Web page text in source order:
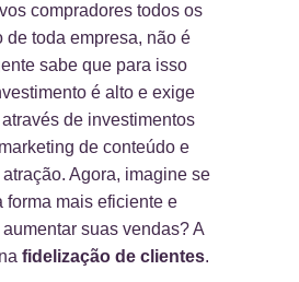
compradores todos os
de toda empresa, não é
sabe que para isso
é alto e exige
de investimentos
de conteúdo e
Agora, imagine se
forma mais eficiente e
suas vendas? A
fidelização de clientes.